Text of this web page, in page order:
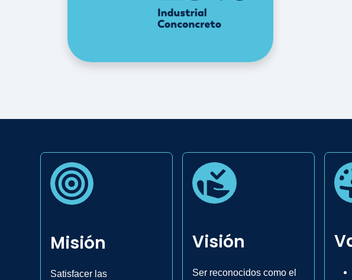
Misión
Satisfacer las
Visión
Ser reconocidos como el